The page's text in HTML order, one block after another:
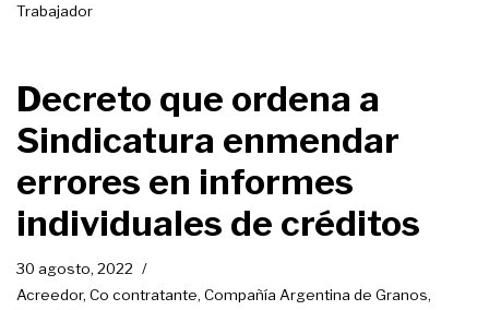
Trabajador
Decreto que ordena a
Sindicatura enmendar
errores en informes
individuales de créditos
30 agosto, 2022
Acreedor, Co contratante, Compañía Argentina de Granos,